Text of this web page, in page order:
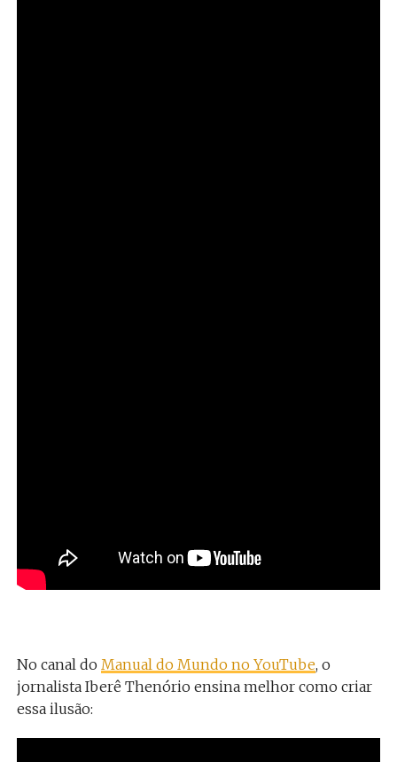
No canal do Manual do Mundo no YouTube, o
jornalista Iberê Thenório ensina melhor como criar
essa ilusão: